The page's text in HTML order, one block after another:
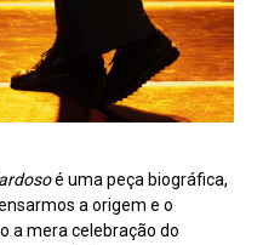
é uma peça biográfica,
a origem e o
a mera celebração do